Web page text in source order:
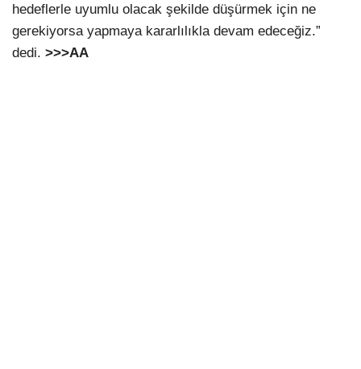
hedeflerle uyumlu olacak şekilde düşürmek için ne
gerekiyorsa yapmaya kararlılıkla devam edeceğiz.”
dedi. >>>AA